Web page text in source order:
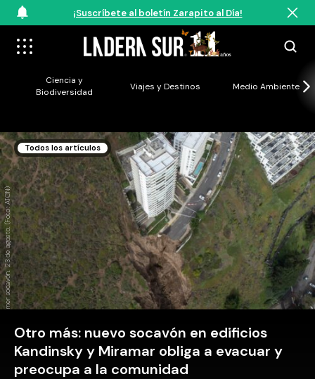
¡Suscríbete al boletín Zarapito al Día!
Ciencia y
Biodiversidad
Viajes y Destinos Medio Ambiente
Primer socavón. 23 de agosto. (Foto: ATON)
Todos los artículos
Otro más: nuevo socavón en edificios
Kandinsky y Miramar obliga a evacuar y
preocupa a la comunidad